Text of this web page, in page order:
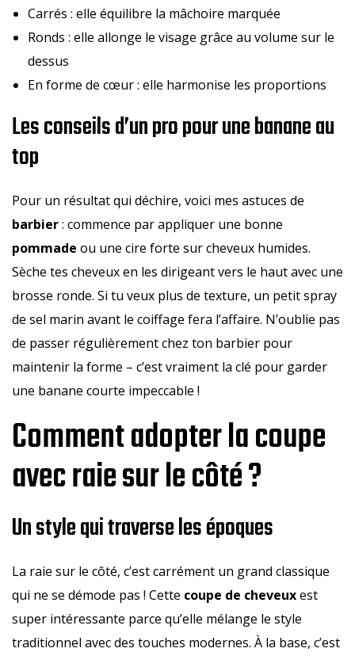
Carrés : elle équilibre la mâchoire marquée
Ronds : elle allonge le visage grâce au volume sur le
dessus
En forme de cœur : elle harmonise les proportions
Les conseils d’un pro pour une banane au
top
Pour un résultat qui déchire, voici mes astuces de
barbier: commence par appliquer une bonne
pommade ou une cire forte sur cheveux humides.
Sèche tes cheveux en les dirigeant vers le haut avec une
brosse ronde. Si tu veux plus de texture, un petit spray
de sel marin avant le coiffage fera l’affaire. N’oublie pas
de passer régulièrement chez ton barbier pour
maintenir la forme – c’est vraiment la clé pour garder
une banane courte impeccable !
Comment adopter la coupe
avec raie sur le côté ?
Un style qui traverse les époques
La raie sur le côté, c’est carrément un grand classique
qui ne se démode pas ! Cette coupe de cheveuxest
super intéressante parce qu’elle mélange le style
traditionnel avec des touches modernes. À la base, c’est